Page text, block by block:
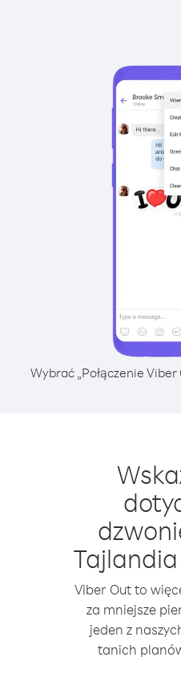
Wybrać „Połączenie
Viber Out to
za mniejsze
jeden z
tanich